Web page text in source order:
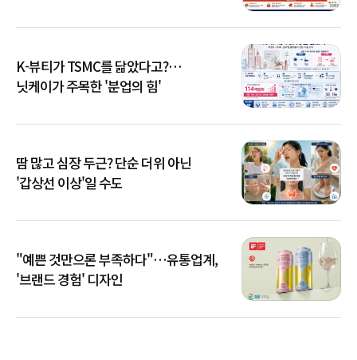
K-뷰티가 TSMC를 닮았다고?…
닛케이가 주목한 '분업의 힘'
땀 많고 심장 두근? 단순 더위 아닌
'갑상선 이상'일 수도
"예쁜 것만으론 부족하다"…유통업계,
'브랜드 경험' 디자인